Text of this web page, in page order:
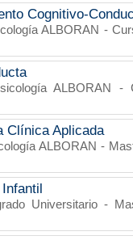
Cognitivo-
ALBORAN -
ALBORAN -
Clínica Aplicada
ALBORAN -
Universitario-